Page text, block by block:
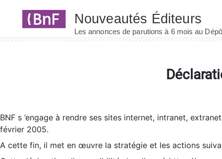
BNF s ’engage à rendre ses sites internet, intranet,
février 2005.
A cette fin, il met en œuvre la stratégie et les actions